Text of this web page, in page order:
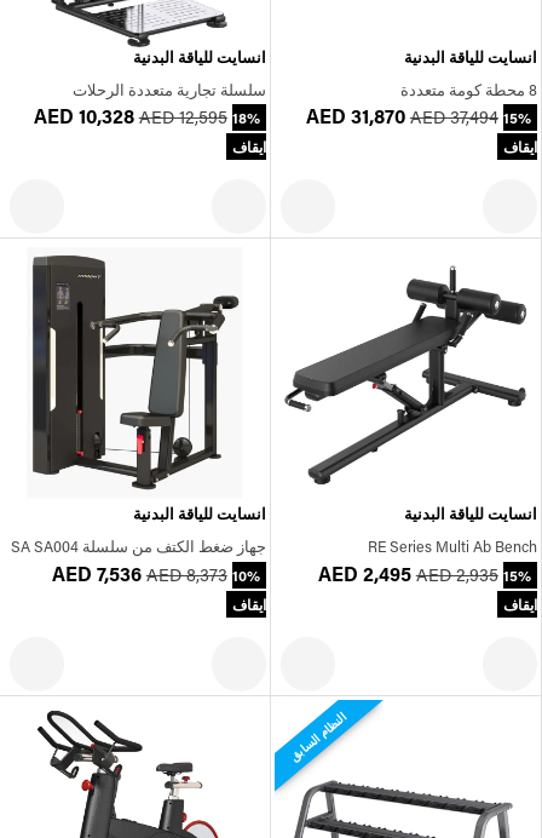
انسايت للياقة البدنية
8 محطة كومة متعددة
AED 31,870 AED 37,494 15%
ايقاف
انسايت للياقة البدنية
سلسلة تجارية متعددة الرحلات
AED 10,328 AED 12,595 18%
ايقاف
انسايت للياقة البدنية
RE Series Multi Ab Bench
AED 2,495 AED 2,935 15%
ايقاف
انسايت للياقة البدنية
جهاز ضغط الكتف من سلسلة SA SA004
AED 7,536 AED 8,373 10%
ايقاف
النظام السابق